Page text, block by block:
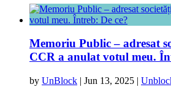
Memoriu Public – adresat
CCR a anulat votul meu.
by UnBlock | Jun 13, 2025 |